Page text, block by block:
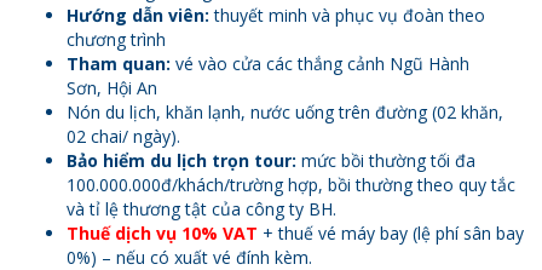
Hướng dẫn viên: thuyết minh và phục vụ đoàn theo
chương trình
Tham quan: vé vào cửa các thắng cảnh Ngũ Hành
Sơn, Hội An
Nón du lịch, khăn lạnh, nước uống trên đường (02 khăn,
02 chai/ ngày).
Bảo hiểm du lịch trọn tour: mức bồi thường tối đa
100.000.000đ/khách/trường hợp, bồi thường theo quy tắc
và tỉ lệ thương tật của công ty BH.
Thuế dịch vụ 10% VAT + thuế vé máy bay (lệ phí sân bay
0%) – nếu có xuất vé đính kèm.